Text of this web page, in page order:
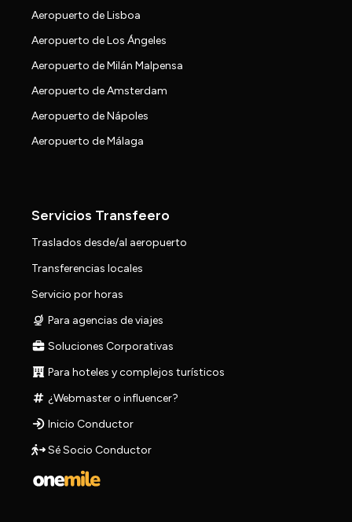
Aeropuerto de Lisboa
Aeropuerto de Los Ángeles
Aeropuerto de Milán Malpensa
Aeropuerto de Amsterdam
Aeropuerto de Nápoles
Aeropuerto de Málaga
Servicios Transfeero
Traslados desde/al aeropuerto
Transferencias locales
Servicio por horas
Para agencias de viajes
Soluciones Corporativas
Para hoteles y complejos turísticos
¿Webmaster o influencer?
Inicio Conductor
Sé Socio Conductor